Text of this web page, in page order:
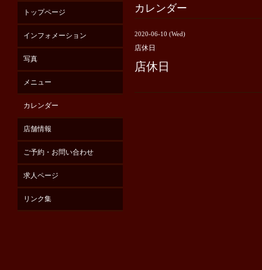
カレンダー
2020-06-10 (Wed)
店休日
店休日
トップページ
インフォメーション
写真
メニュー
カレンダー
店舗情報
ご予約・お問い合わせ
求人ページ
リンク集